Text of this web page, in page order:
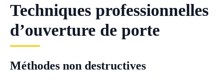
Techniques professionnelles
d’ouverture de porte
Méthodes non destructives